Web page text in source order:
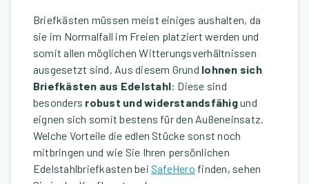
Briefkästen müssen meist einiges aushalten, da
sie im Normalfall im Freien platziert werden und
somit allen möglichen Witterungsverhältnissen
ausgesetzt sind. Aus diesem Grund lohnen sich
Briefkästen aus Edelstahl: Diese sind
besonders robust und widerstandsfähigund
eignen sich somit bestens für den Außeneinsatz.
Welche Vorteile die edlen Stücke sonst noch
mitbringen und wie Sie Ihren persönlichen
Edelstahlbriefkasten bei SafeHero finden, sehen